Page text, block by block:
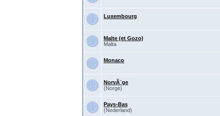
Luxembourg
Malte (et Gozo)
Malta
Monaco
NorvÃ¨ge
(Norge)
Pays-Bas
(Nederland)